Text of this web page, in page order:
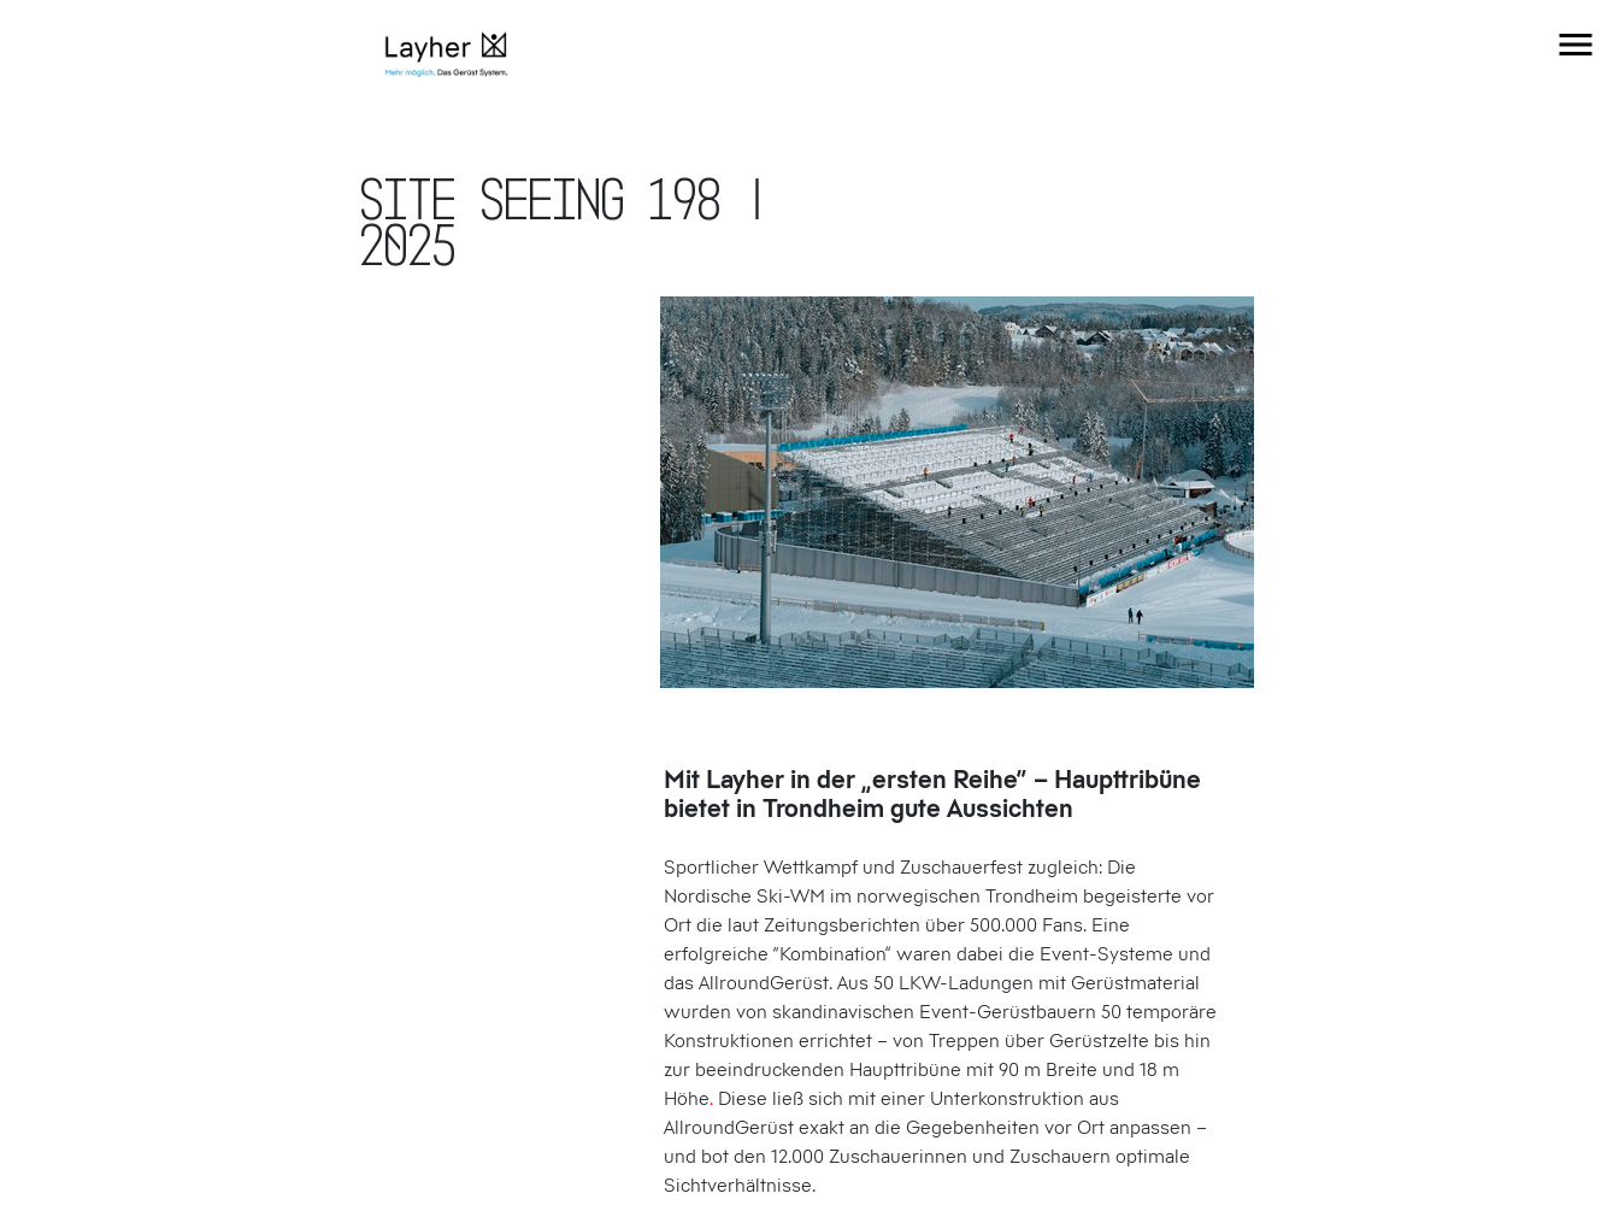
Site Seeing 198 |
2025
Mit Layher in der „ersten Reihe“ – Haupttribüne
bietet in Trondheim gute Aussichten
Sportlicher Wettkampf und Zuschauerfest zugleich: Die
Nordische Ski-WM im norwegischen Trondheim begeisterte vor
Ort die laut Zeitungsberichten über 500.000 Fans. Eine
erfolgreiche “Kombination” waren dabei die Event-Systeme und
das AllroundGerüst. Aus 50 LKW-Ladungen mit Gerüstmaterial
wurden von skandinavischen Event-Gerüstbauern 50 temporäre
Konstruktionen errichtet – von Treppen über Gerüstzelte bis hin
zur beeindruckenden Haupttribüne mit 90 m Breite und 18 m
Höhe. Diese ließ sich mit einer Unterkonstruktion aus
AllroundGerüst exakt an die Gegebenheiten vor Ort anpassen –
und bot den 12.000 Zuschauerinnen und Zuschauern optimale
Sichtverhältnisse.